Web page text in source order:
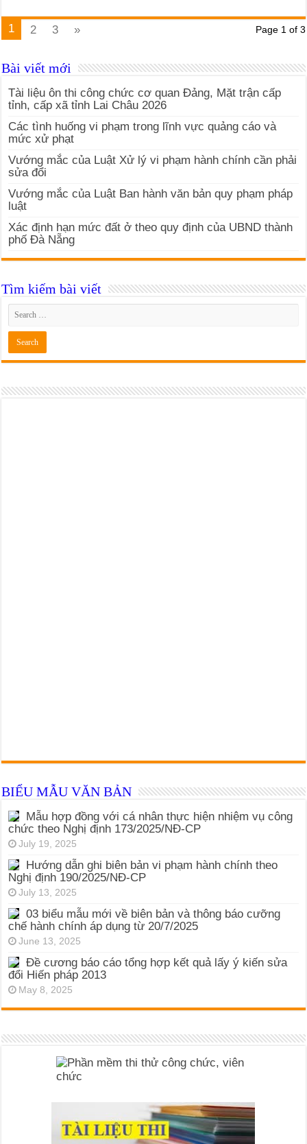
Page 1 of 3
1 2 3 »
Bài viết mới
Tài liệu ôn thi công chức cơ quan Đảng, Mặt trận cấp
tỉnh, cấp xã tỉnh Lai Châu 2026
Các tình huống vi phạm trong lĩnh vực quảng cáo và
mức xử phạt
Vướng mắc của Luật Xử lý vi phạm hành chính cần phải
sửa đổi
Vướng mắc của Luật Ban hành văn bản quy phạm pháp
luật
Xác định hạn mức đất ở theo quy định của UBND thành
phố Đà Nẵng
Tìm kiếm bài viết
BIỂU MẪU VĂN BẢN
Mẫu hợp đồng với cá nhân thực hiện nhiệm vụ công
chức theo Nghị định 173/2025/NĐ-CP
July 19, 2025
Hướng dẫn ghi biên bản vi phạm hành chính theo
Nghị định 190/2025/NĐ-CP
July 13, 2025
03 biểu mẫu mới về biên bản và thông báo cưỡng
chế hành chính áp dụng từ 20/7/2025
June 13, 2025
Đề cương báo cáo tổng hợp kết quả lấy ý kiến sửa
đổi Hiến pháp 2013
May 8, 2025